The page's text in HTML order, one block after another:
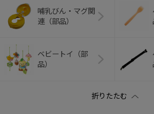
哺乳びん・マグ関
連（部品）
ベビートイ（部
品）